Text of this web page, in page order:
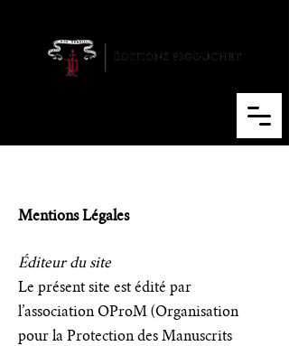
Mentions Légales
Éditeur du site
Le présent site est édité par
l’association OProM (Organisation
pour la Protection des Manuscrits